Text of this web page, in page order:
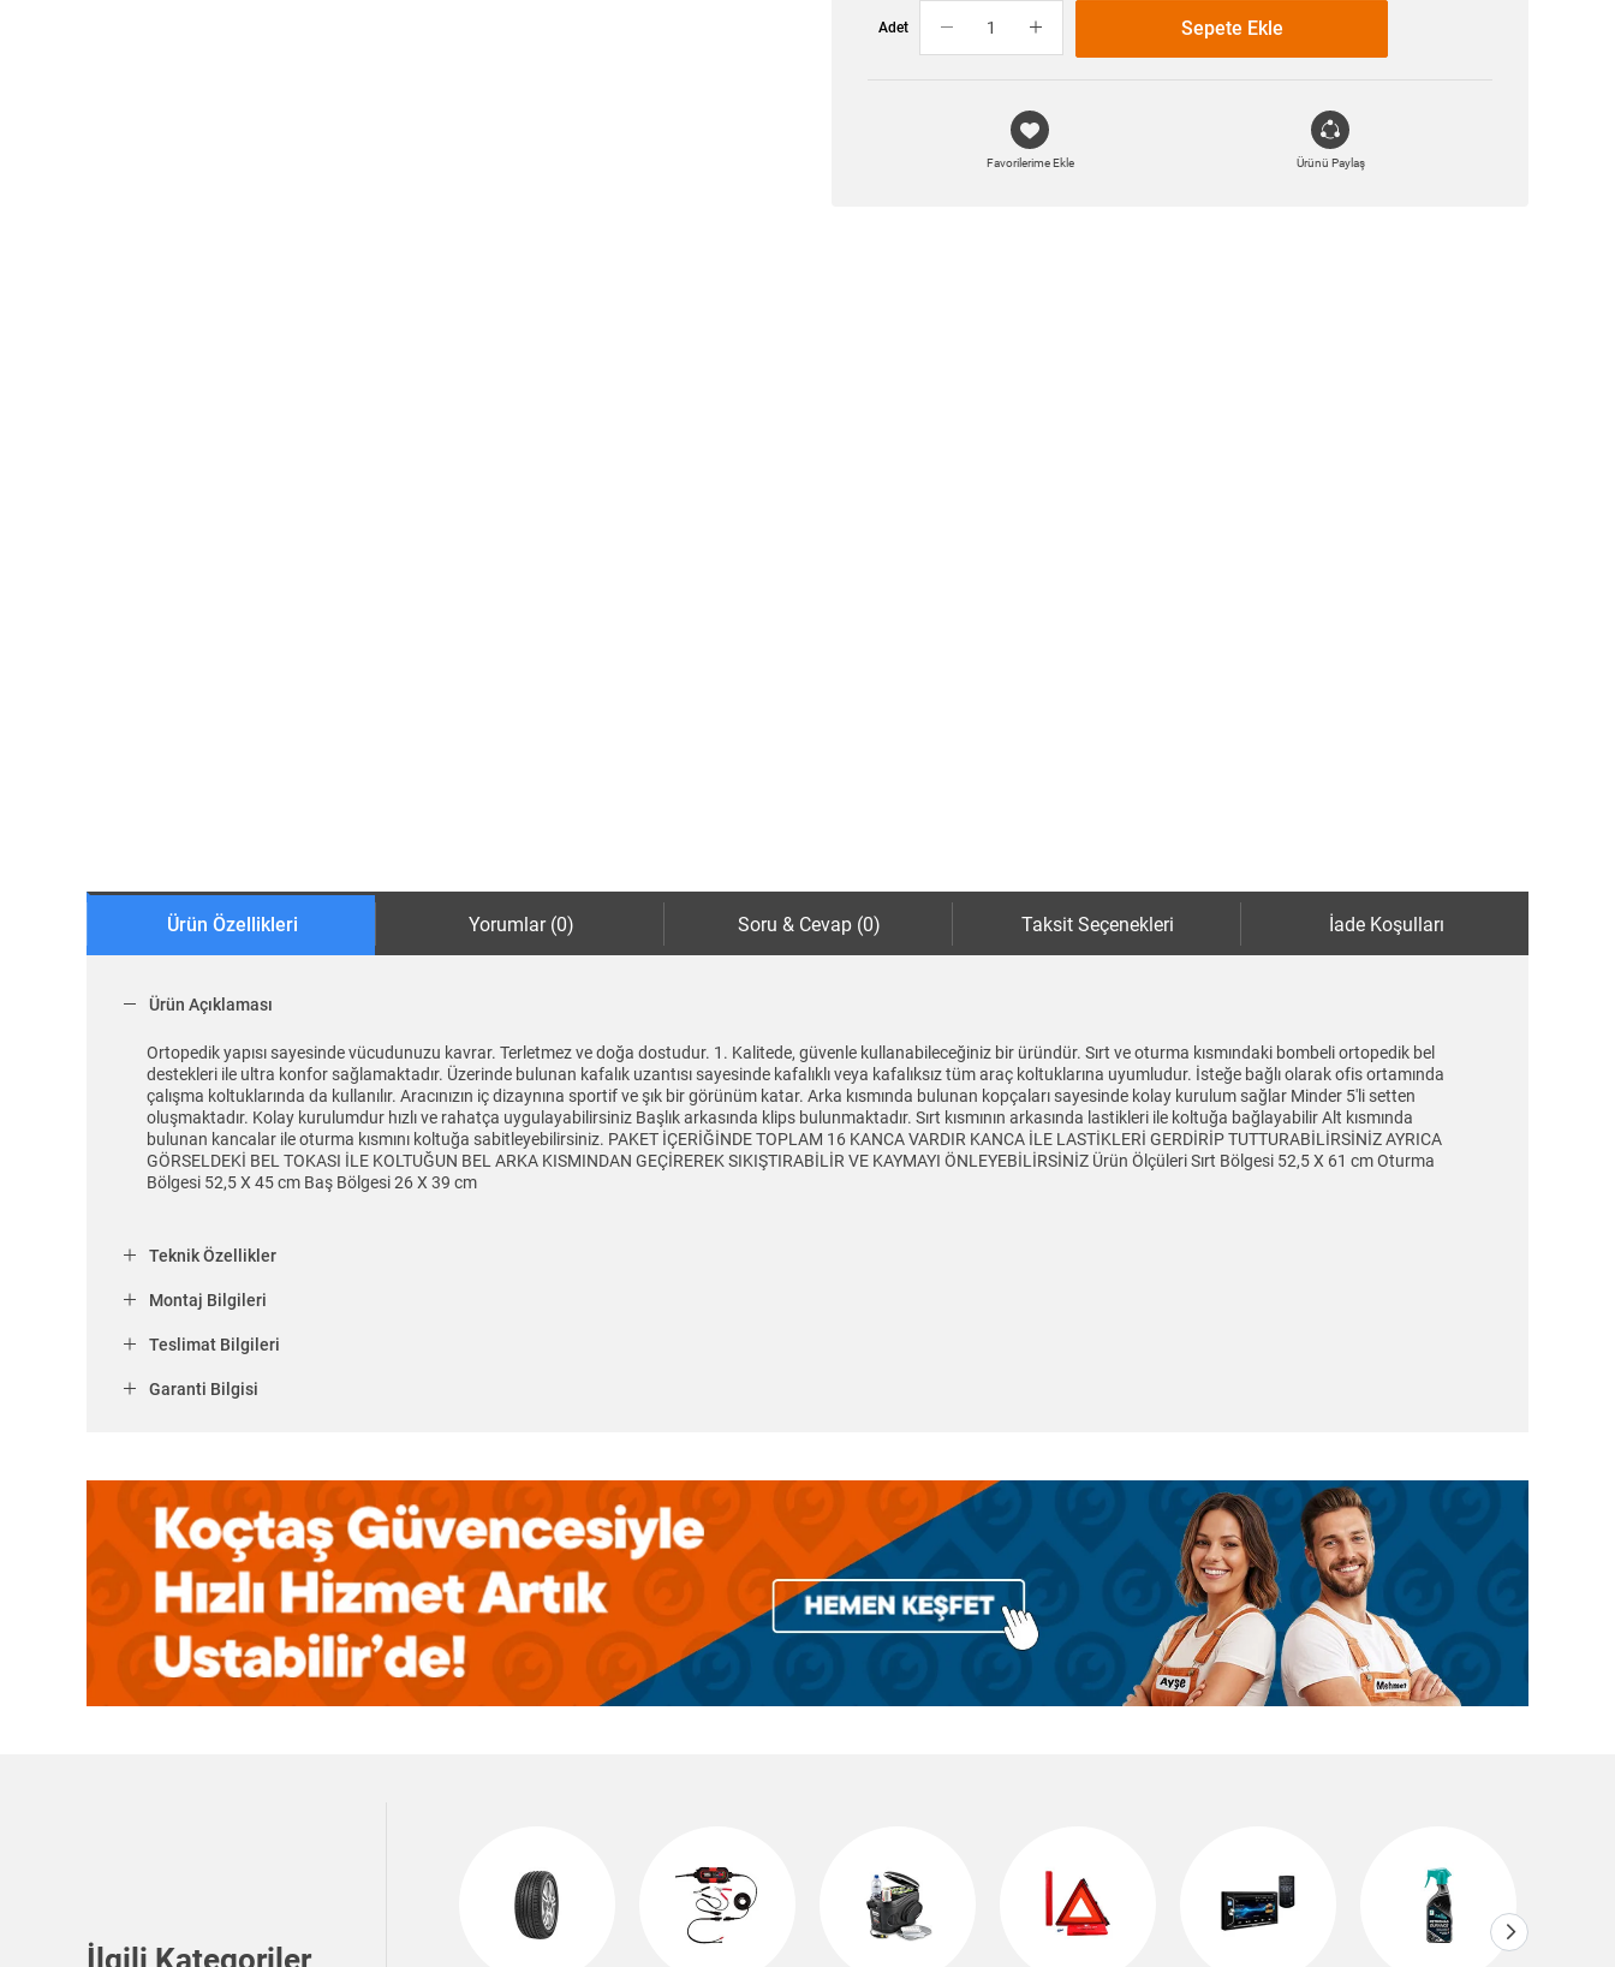
Adet Sepete Ekle
Favorilerime Ekle Ürünü Paylaş
Ürün Özellikleri Yorumlar (0) Soru & Cevap (0) Taksit Seçenekleri İade Koşulları
Ürün Açıklaması
Ortopedik yapısı sayesinde vücudunuzu kavrar. Terletmez ve doğa dostudur. 1. Kalitede, güvenle kullanabileceğiniz bir üründür. Sırt ve oturma kısmındaki bombeli ortopedik bel
destekleri ile ultra konfor sağlamaktadır. Üzerinde bulunan kafalık uzantısı sayesinde kafalıklı veya kafalıksız tüm araç koltuklarına uyumludur. İsteğe bağlı olarak ofis ortamında
çalışma koltuklarında da kullanılır. Aracınızın iç dizaynına sportif ve şık bir görünüm katar. Arka kısmında bulunan kopçaları sayesinde kolay kurulum sağlar Minder 5'li setten
oluşmaktadır. Kolay kurulumdur hızlı ve rahatça uygulayabilirsiniz Başlık arkasında klips bulunmaktadır. Sırt kısmının arkasında lastikleri ile koltuğa bağlayabilir Alt kısmında
bulunan kancalar ile oturma kısmını koltuğa sabitleyebilirsiniz. PAKET İÇERİĞİNDE TOPLAM 16 KANCA VARDIR KANCA İLE LASTİKLERİ GERDİRİP TUTTURABİLİRSİNİZ AYRICA
GÖRSELDEKİ BEL TOKASI İLE KOLTUĞUN BEL ARKA KISMINDAN GEÇİREREK SIKIŞTIRABİLİR VE KAYMAYI ÖNLEYEBİLİRSİNİZ Ürün Ölçüleri Sırt Bölgesi 52,5 X 61 cm Oturma
Bölgesi 52,5 X 45 cm Baş Bölgesi 26 X 39 cm
Teknik Özellikler
Montaj Bilgileri
Teslimat Bilgileri
Garanti Bilgisi